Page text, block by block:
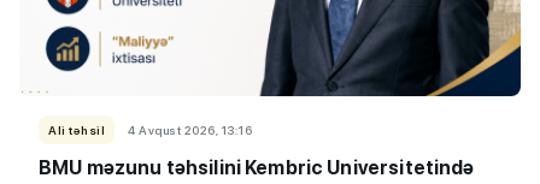
Ali təhsil 4 Avqust 2026, 13:16
BMU məzunu təhsilini Kembric Universitetində